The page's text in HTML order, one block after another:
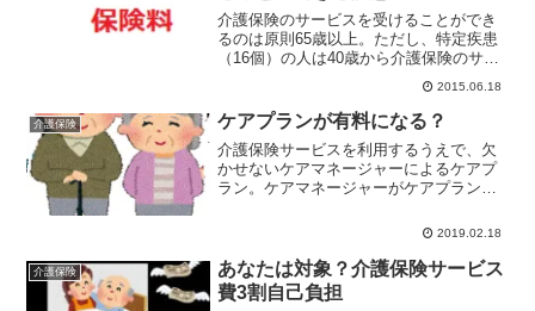
介護保険のサービスを受けることができ
るのは原則65歳以上。ただし、特定疾患
（16個）の人は40歳から介護保険のサー
ビスを受けることができる。40歳以上65
歳未満の人たちを第二号被保険者という
が対象となる特定疾病どんなものがある
か？
2015.06.18
介護保険 ケアプランが有料になる？
介護保険サービスを利用するうえで、欠
かせないケアマネージャーによるケアプ
ラン。ケアマネージャーがケアプランを
が提供される。ケアプランの作成は利用
いう動きが出てきている。
2019.02.18
介護保険
あなたは対象？介護保険サービス
費3割自己負担